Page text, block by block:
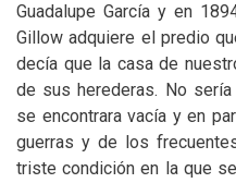
Guadalupe García y en
Gillow adquiere el predio
decía que la casa de
de sus herederas. No
se encontrara vacía y en
guerras y de los
triste condición en la que